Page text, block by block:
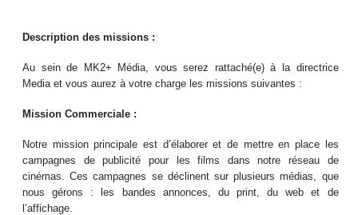
Description des missions :
Au sein de MK2+ Média, vous serez rattaché(e) à la directrice
Media et vous aurez à votre charge les missions suivantes :
Mission Commerciale :
Notre mission principale est d’élaborer et de mettre en place les
campagnes de publicité pour les films dans notre réseau de
cinémas. Ces campagnes se déclinent sur plusieurs médias, que
nous gérons : les bandes annonces, du print, du web et de
l’affichage.